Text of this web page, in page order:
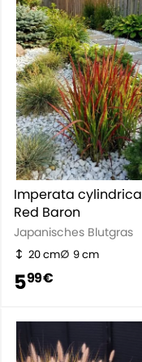
Imperata cylindrica
Red Baron
Japanisches Blutgras
20 cm 9 cm
599 €